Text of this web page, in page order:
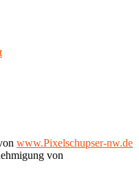
www.Pixelschupser-nw.de
von